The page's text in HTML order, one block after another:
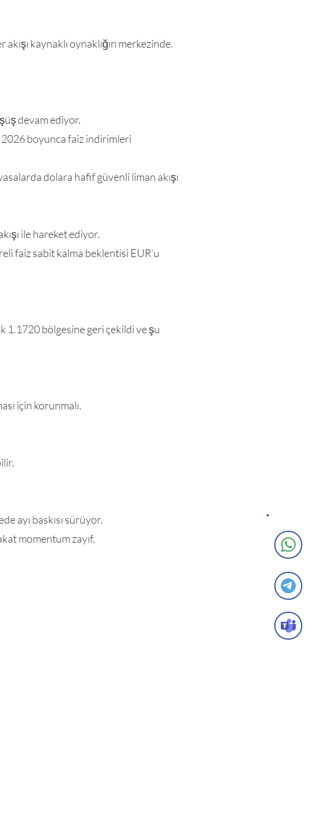
kaynaklı oynaklığın merkezinde.
devam ediyor.
boyunca faiz indirimleri
dolara hafif güvenli liman akışı
ile hareket ediyor.
faiz sabit kalma beklentisi EUR’u
1.1720 bölgesine geri çekildi ve şu
için korunmalı.
ayı baskısı sürüyor.
momentum zayıf.